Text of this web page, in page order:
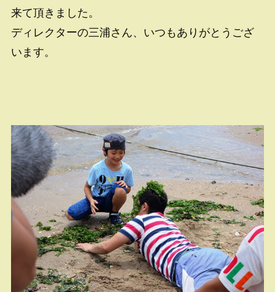
来て頂きました。
ディレクターの三浦さん、いつもありがとうござ
います。